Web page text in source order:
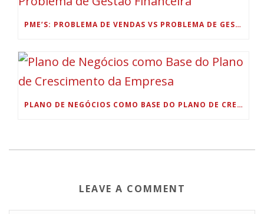
PME’S: PROBLEMA DE VENDAS VS PROBLEMA DE GESTÃO FINANCEIRA
PLANO DE NEGÓCIOS COMO BASE DO PLANO DE CRESCIMENTO DA EMPRESA
LEAVE A COMMENT